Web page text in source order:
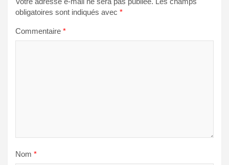
obligatoires sont indiqués avec *
Commentaire *
Nom *